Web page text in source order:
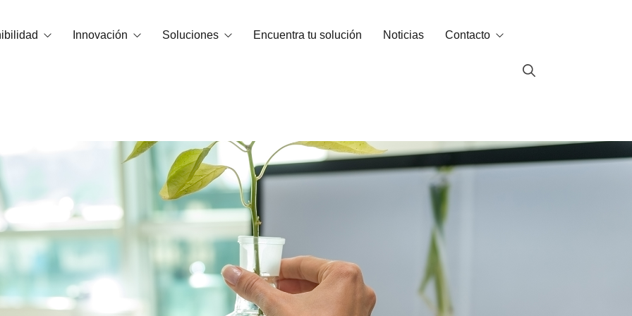
Ambiente y Certificaciones
Innovación
Casos de éxito
Soluciones
Correctores de Carencias
NPK Hidrosolubles
Abonos granulados y microgranulados
Enmiendas
Acondicionadores de suelo
Encuentra tu solución Noticias Contacto
Contacto de ventas